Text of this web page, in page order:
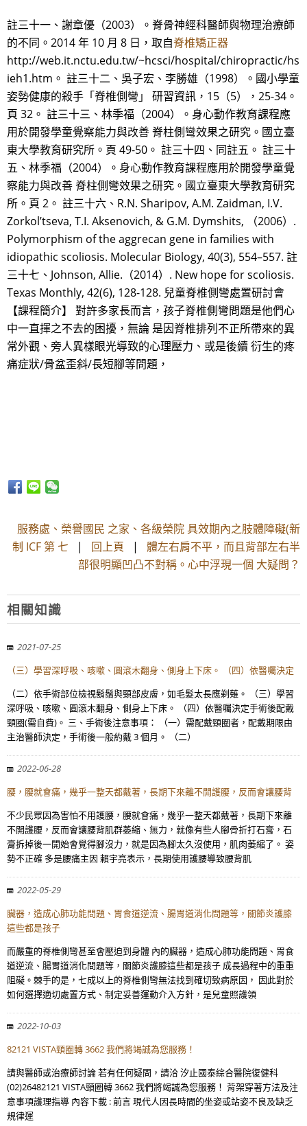
註三十一、謝章優（2003）。脊骨神經科醫師與物理治療師
的不同。2014 年 10 月 8 日，取自脊椎矯正器
http://web.it.nctu.edu.tw/~hcsci/hospital/chiropractic/hs
ieh1.htm。 註三十二、吳子宏、李勝雄（1998）。國小學童
姿勢健康的殺手「脊椎側彎」 研習資訊，15（5），25-34。
頁 32。 註三十三、林季福（2004）。身心動作教育課程應
用於開發學童覺察能力與改善 脊柱側彎效果之研究。國立臺
東大學教育研究所。頁 49-50。 註三十四、同註五。 註三十
五、林季福（2004）。身心動作教育課程應用於開發學童覺
察能力與改善 脊柱側彎效果之研究。國立臺東大學教育研究
所。頁 2。 註三十六、R.N. Sharipov, A.M. Zaidman, I.V.
Zorkol’tseva, T.I. Aksenovich, & G.M. Dymshits, （2006）.
Polymorphism of the aggrecan gene in families with
idiopathic scoliosis. Molecular Biology, 40(3), 554–557. 註
三十七、Johnson, Allie.（2014）. New hope for scoliosis.
Texas Monthly, 42(6), 128-128. 兒童脊椎側彎處置研討會
【課程簡介】 對許多家長而言，孩子脊椎側彎問題是他們心
中一直揮之不去的困擾，無論 是因脊椎排列不正所帶來的異
常外觀、旁人異樣眼光導致的心理壓力、或是後續 衍生的疼
痛症狀/骨盆歪斜/長短腳等問題，
服務處、榮譽國民 之家、各級榮院 具效期內之肢體障礙(新
制 ICF 第 七 | 回上頁 | 體左右肩不平，而且背部左右半
部很明顯凹凸不對稱。心中浮現一個 大疑問？
相關知識
2021-07-25
（三）學習深呼吸、咳嗽、圓滾木翻身、側身上下床。 （四）依醫囑決定
（二）依手術部位檢視鬍鬚與頸部皮膚，如毛髮太長應剃薙。 （三）學習
深呼吸、咳嗽、圓滾木翻身、側身上下床。 （四）依醫囑決定手術後配戴
頸圈(需自費)。 三、手術後注意事項： （一）需配戴頸圈者，配戴期限由
主治醫師決定，手術後一般約戴 3 個月。 （二）
2022-06-28
腰，腰就會痛，幾乎一整天都戴著，長期下來離不開護腰，反而會讓腰背
不少民眾因為害怕不用護腰，腰就會痛，幾乎一整天都戴著，長期下來離
不開護腰，反而會讓腰背肌群萎縮、無力，就像有些人腳骨折打石膏，石
膏拆掉後一開始會覺得腳沒力，就是因為腳太久沒使用，肌肉萎縮了。 姿
勢不正確 多是腰痛主因 賴宇亮表示，長期使用護腰導致腰背肌
2022-05-29
臟器，造成心肺功能問題、胃食道逆流、腸胃道消化問題等，關節炎護膝
這些都是孩子
而嚴重的脊椎側彎甚至會壓迫到身體 內的臟器，造成心肺功能問題、胃食
道逆流、腸胃道消化問題等，關節炎護膝這些都是孩子 成長過程中的重重
阻礙。棘手的是，七成以上的脊椎側彎無法找到確切致病原因， 因此對於
如何選擇適切處置方式、制定妥善運動介入方針，是兒童照護領
2022-10-03
82121 VISTA頸圈轉 3662 我們將竭誠為您服務！
請與醫師或治療師討論 若有任何疑問，請洽 汐止國泰綜合醫院復健科
(02)26482121 VISTA頸圈轉 3662 我們將竭誠為您服務！ 背架穿著方法及注
意事項護理指導 內容下載 : 前言 現代人因長時間的坐姿或站姿不良及缺乏
規律運